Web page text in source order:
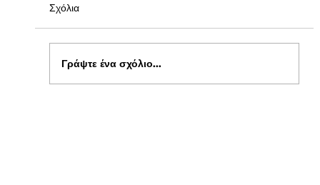
Σχόλια
Γράψτε ένα σχόλιο...